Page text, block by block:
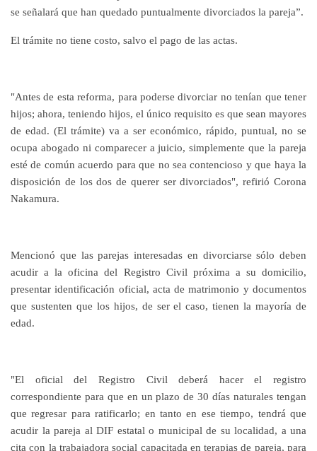
se señalará que han quedado puntualmente divorciados la pareja”.
El trámite no tiene costo, salvo el pago de las actas.
"Antes de esta reforma, para poderse divorciar no tenían que tener
hijos; ahora, teniendo hijos, el único requisito es que sean mayores
de edad. (El trámite) va a ser económico, rápido, puntual, no se
ocupa abogado ni comparecer a juicio, simplemente que la pareja
esté de común acuerdo para que no sea contencioso y que haya la
disposición de los dos de querer ser divorciados", refirió Corona
Nakamura.
Mencionó que las parejas interesadas en divorciarse sólo deben
acudir a la oficina del Registro Civil próxima a su domicilio,
presentar identificación oficial, acta de matrimonio y documentos
que sustenten que los hijos, de ser el caso, tienen la mayoría de
edad.
"El oficial del Registro Civil deberá hacer el registro
correspondiente para que en un plazo de 30 días naturales tengan
que regresar para ratificarlo; en tanto en ese tiempo, tendrá que
acudir la pareja al DIF estatal o municipal de su localidad, a una
cita con la trabajadora social capacitada en terapias de pareja, para